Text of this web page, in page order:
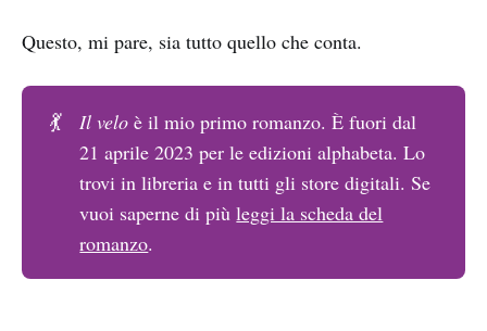
Questo, mi pare, sia tutto quello che conta.
💃 Il velo è il mio primo romanzo. È fuori dal
21 aprile 2023 per le edizioni alphabeta. Lo
trovi in libreria e in tutti gli store digitali. Se
vuoi saperne di piùleggi la scheda del
romanzo.